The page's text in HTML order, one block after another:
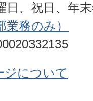
日、祝日、年
業務のみ）
ジについて